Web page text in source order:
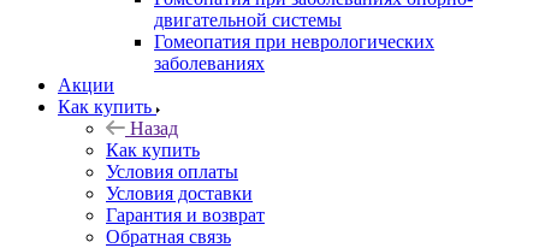
двигательной системы
Гомеопатия при неврологических
заболеваниях
Акции
Как купить
Назад
Как купить
Условия оплаты
Условия доставки
Гарантия и возврат
Обратная связь